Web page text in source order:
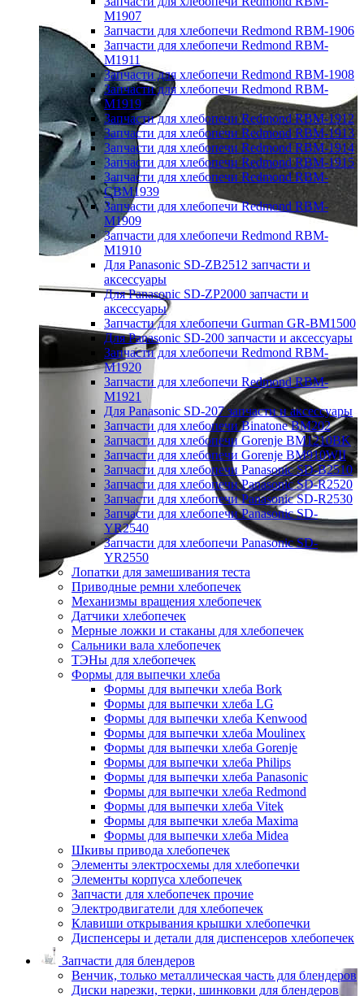
M1907
Запчасти для хлебопечи Redmond RBM-1906
Запчасти для хлебопечи Redmond RBM-
M1911
Запчасти для хлебопечи Redmond RBM-1908
Запчасти для хлебопечи Redmond RBM-
M1919
Запчасти для хлебопечи Redmond RBM-1912
Запчасти для хлебопечи Redmond RBM-1913
Запчасти для хлебопечи Redmond RBM-1914
Запчасти для хлебопечи Redmond RBM-1915
Запчасти для хлебопечи Redmond RBM-
CBM1939
Запчасти для хлебопечи Redmond RBM-
M1909
Запчасти для хлебопечи Redmond RBM-
M1910
Для Panasonic SD-ZB2512 запчасти и
аксессуары
Для Panasonic SD-ZP2000 запчасти и
аксессуары
Запчасти для хлебопечи Gurman GR-BM1500
Для Panasonic SD-200 запчасти и аксессуары
Запчасти для хлебопечи Redmond RBM-
M1920
Запчасти для хлебопечи Redmond RBM-
M1921
Для Panasonic SD-207 запчасти и аксессуары
Запчасти для хлебопечи Binatone BM202
Запчасти для хлебопечи Gorenje BM1210BK
Запчасти для хлебопечи Gorenje BM910WII
Запчасти для хлебопечи Panasonic SD-B2510
Запчасти для хлебопечи Panasonic SD-R2520
Запчасти для хлебопечи Panasonic SD-R2530
Запчасти для хлебопечи Panasonic SD-
YR2540
Запчасти для хлебопечи Panasonic SD-
YR2550
Лопатки для замешивания теста
Приводные ремни хлебопечек
Механизмы вращения хлебопечек
Датчики хлебопечек
Мерные ложки и стаканы для хлебопечек
Сальники вала хлебопечек
ТЭНы для хлебопечек
Формы для выпечки хлеба
Формы для выпечки хлеба Bork
Формы для выпечки хлеба LG
Формы для выпечки хлеба Kenwood
Формы для выпечки хлеба Moulinex
Формы для выпечки хлеба Gorenje
Формы для выпечки хлеба Philips
Формы для выпечки хлеба Panasonic
Формы для выпечки хлеба Redmond
Формы для выпечки хлеба Vitek
Формы для выпечки хлеба Maxima
Формы для выпечки хлеба Midea
Шкивы привода хлебопечек
Элементы электросхемы для хлебопечки
Элементы корпуса хлебопечек
Запчасти для хлебопечек прочие
Электродвигатели для хлебопечек
Клавиши открывания крышки хлебопечки
Диспенсеры и детали для диспенсеров хлебопечек
Запчасти для блендеров
Венчик, только металлическая часть для блендеров
Диски нарезки, терки, шинковки для блендеров